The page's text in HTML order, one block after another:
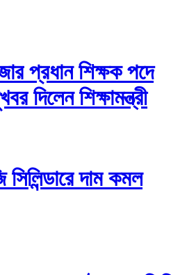
প্রধান শিক্ষক পদে
দিলেন শিক্ষামন্ত্রী
দাম কমল